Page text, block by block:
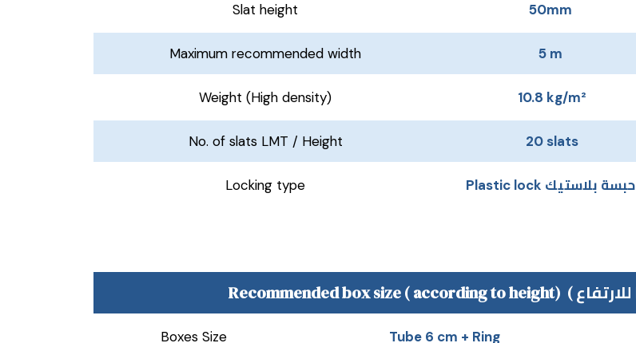
Slat height 50mm
Maximum recommended width 5 m
Weight (High density) 10.8 kg/m²
No. of slats LMT / Height 20 slats
Locking type Plastic lock حبسة بلاستيك
Boxes Size
Tube 6 cm + Ring